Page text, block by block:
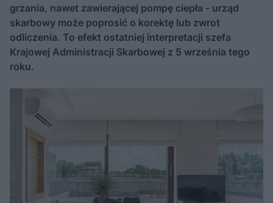
grzania, nawet zawierającej pompę ciepła - urząd
skarbowy może poprosić o korektę lub zwrot
odliczenia. To efekt ostatniej interpretacji szefa
Krajowej Administracji Skarbowej z 5 września tego
roku.